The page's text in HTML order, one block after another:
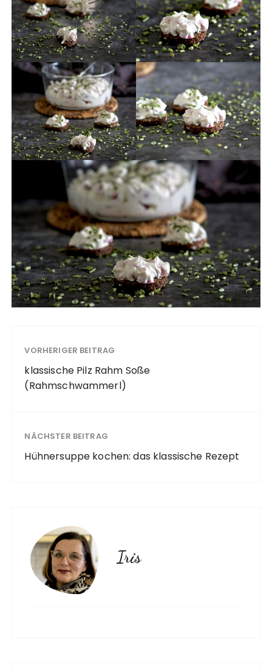
VORHERIGER BEITRAG
klassische Pilz Rahm Soße
(Rahmschwammerl)
NÄCHSTER BEITRAG
Hühnersuppe kochen: das klassische Rezept
Iris